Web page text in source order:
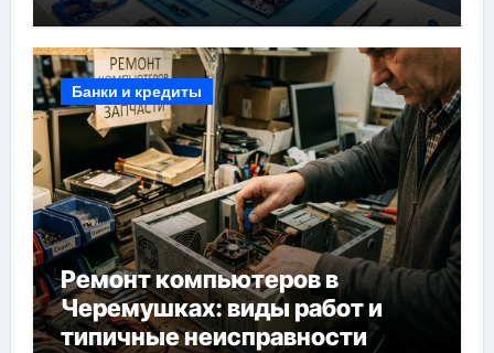
Банки и кредиты
Ремонт компьютеров в
Черемушках: виды работ и
типичные неисправности